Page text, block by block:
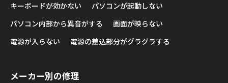
キーボードが効かない
パソコンが起動しない
パソコン内部から異音がする
画面が映らない
電源が入らない
電源の差込部分がグラグラする
メーカー別の修理